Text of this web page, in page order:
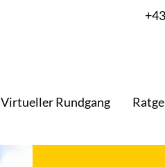
Virtueller Rundgang